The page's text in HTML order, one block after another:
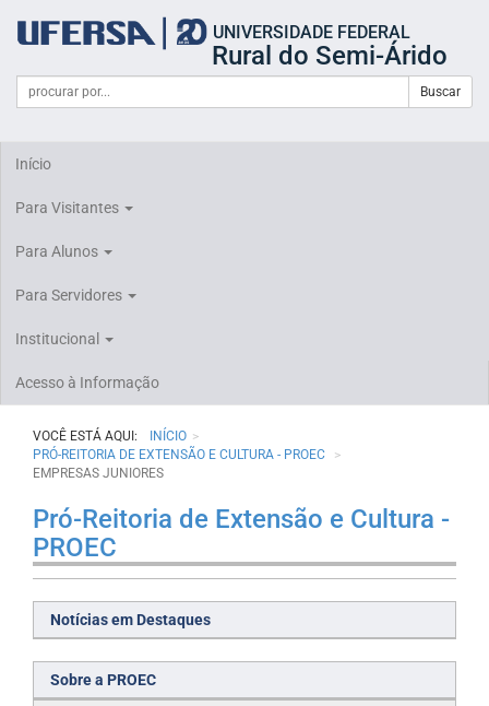
portal
UFERSA
UNIVERSIDADE FEDERAL
Rural do Semi-Árido
Formulário
Busca
Campo
de
Buscar
Início
Para Visitantes
Para Alunos
Para Servidores
Institucional
Acesso à Informação
VOCÊ ESTÁ AQUI:
INÍCIO
PRÓ-REITORIA DE EXTENSÃO E CULTURA - PROEC
EMPRESAS JUNIORES
Pró-Reitoria de Extensão e Cultura -
PROEC
Notícias em Destaques
Sobre a PROEC